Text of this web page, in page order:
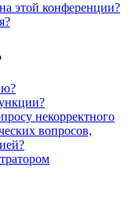
этой конференции?
некорректного
вопросов,